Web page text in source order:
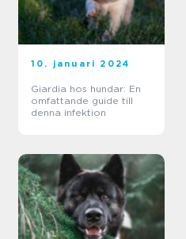
10. januari 2024
Giardia hos hundar: En
omfattande guide till
denna infektion